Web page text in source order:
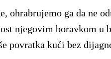
ohrabrujemo ga da ne
njegovim boravkom u
povratka kući bez